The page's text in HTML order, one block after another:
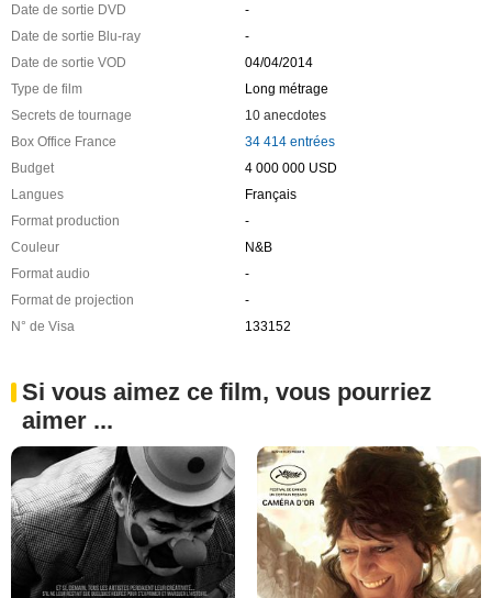
Date de sortie DVD
-
Date de sortie Blu-ray
-
Date de sortie VOD
04/04/2014
Type de film
Long métrage
Secrets de tournage
10 anecdotes
Box Office France
34 414 entrées
Budget
4 000 000 USD
Langues
Français
Format production
-
Couleur
N&B
Format audio
-
Format de projection
-
N° de Visa
133152
Si vous aimez ce film, vous pourriez
aimer ...